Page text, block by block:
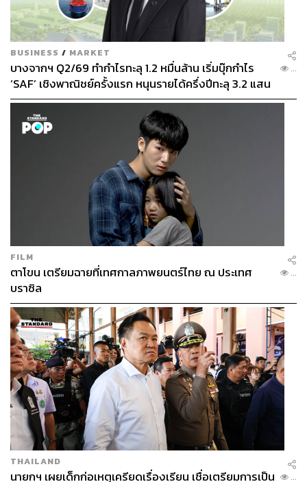
BUSINESS / MARKET
บางจากฯ Q2/69 ทำกำไรทะลุ 1.2 หมื่นล้าน เริ่มบุ๊กกำไร
‘SAF’ เชิงพาณิชย์ครั้งแรก หนุนรายได้ครึ่งปีทะลุ 3.2 แสน
ล้าน
...
FILM
ตาโขน เตรียมฉายที่เทศกาลภาพยนตร์ไทย ณ ประเทศ
บราซิล
...
THAILAND
นายกฯ เผยเด็กก่อเหตุเครียดเรื่องเรียน เชื่อเตรียมการเป็น
...